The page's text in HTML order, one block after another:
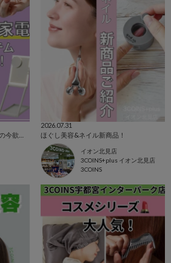
2026.07.31
ほぐし美容&ネイル新商品！
イオン北見店
3COINS+plus イオン北見店
3COINS